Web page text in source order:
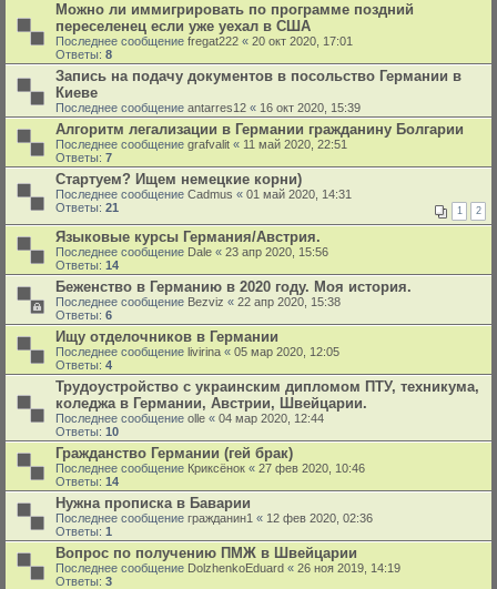
Можно ли иммигрировать по программе поздний
переселенец если уже уехал в США
Последнее сообщение fregat222 « 20 окт 2020, 17:01
Ответы: 8
Запись на подачу документов в посольство Германии в
Киеве
Последнее сообщение antarres12 « 16 окт 2020, 15:39
Алгоритм легализации в Германии гражданину Болгарии
Последнее сообщение grafvalit « 11 май 2020, 22:51
Ответы: 7
Стартуем? Ищем немецкие корни)
Последнее сообщение Cadmus « 01 май 2020, 14:31
Ответы: 21 1 2
Языковые курсы Германия/Австрия.
Последнее сообщение Dale « 23 апр 2020, 15:56
Ответы: 14
Беженство в Германию в 2020 году. Моя история.
Последнее сообщение Bezviz « 22 апр 2020, 15:38
Ответы: 6
Ищу отделочников в Германии
Последнее сообщение livirina « 05 мар 2020, 12:05
Ответы: 4
Трудоустройство с украинским дипломом ПТУ, техникума,
коледжа в Германии, Австрии, Швейцарии.
Последнее сообщение olle « 04 мар 2020, 12:44
Ответы: 10
Гражданство Германии (гей брак)
Последнее сообщение Криксёнок « 27 фев 2020, 10:46
Ответы: 14
Нужна прописка в Баварии
Последнее сообщение гражданин1 « 12 фев 2020, 02:36
Ответы: 1
Вопрос по получению ПМЖ в Швейцарии
Последнее сообщение DolzhenkoEduard « 26 ноя 2019, 14:19
Ответы: 3